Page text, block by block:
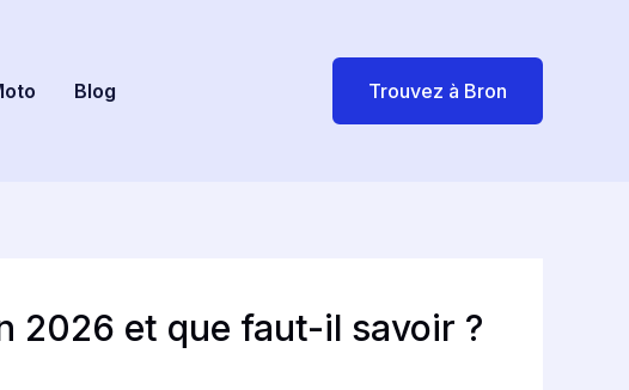
Blog Trouvez à Bron
2026 et que faut-il savoir ?